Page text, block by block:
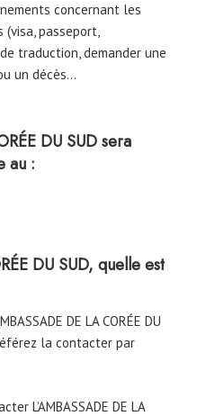
concernant les
(visa, passeport,
traduction, demander une
un décès…
DU SUD sera
au :
DU SUD, quelle est
DE LA CORÉE DU
la contacter par
L’AMBASSADE DE LA